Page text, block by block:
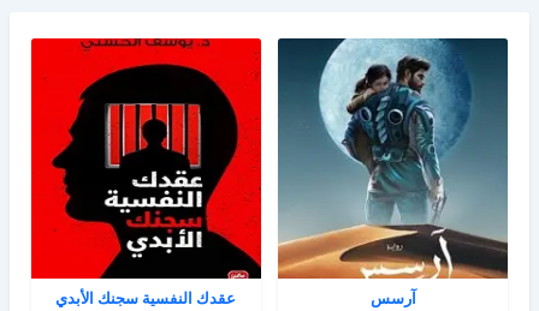
آرسس عقدك النفسية سجنك الأبدي